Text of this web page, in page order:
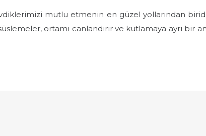
mutlu etmenin en güzel yollarından
ortamı canlandırır ve kutlamaya ayrı bir